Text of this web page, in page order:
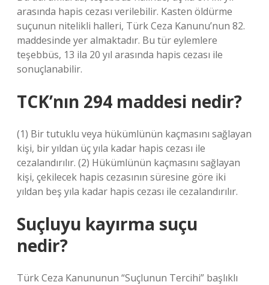
arasında hapis cezası verilebilir. Kasten öldürme
suçunun nitelikli halleri, Türk Ceza Kanunu’nun 82.
maddesinde yer almaktadır. Bu tür eylemlere
teşebbüs, 13 ila 20 yıl arasında hapis cezası ile
sonuçlanabilir.
TCK’nın 294 maddesi nedir?
(1) Bir tutuklu veya hükümlünün kaçmasını sağlayan
kişi, bir yıldan üç yıla kadar hapis cezası ile
cezalandırılır. (2) Hükümlünün kaçmasını sağlayan
kişi, çekilecek hapis cezasının süresine göre iki
yıldan beş yıla kadar hapis cezası ile cezalandırılır.
Suçluyu kayırma suçu
nedir?
Türk Ceza Kanununun “Suçlunun Tercihi” başlıklı